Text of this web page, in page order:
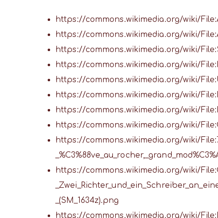
https://commons.wikimedia.org/wiki/
https://commons.wikimedia.org/wiki/
https://commons.wikimedia.org/wiki/
https://commons.wikimedia.org/wiki/
https://commons.wikimedia.org/wiki/
https://commons.wikimedia.org/wiki/
https://commons.wikimedia.org/wiki/
https://commons.wikimedia.org/wiki/
https://commons.wikimedia.org/wiki/
https://commons.wikimedia.org/wiki/
_(SM_1634z).png
https://commons.wikimedia.org/wiki/